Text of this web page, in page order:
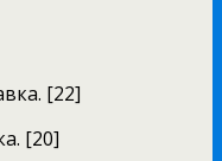
[22]
[20]